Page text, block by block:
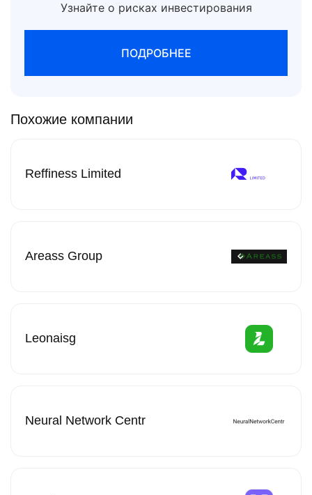
Узнайте о рисках инвестирования
ПОДРОБНЕЕ
Похожие компании
Reffiness Limited
Areass Group
Leonaisg
Neural Network Centr